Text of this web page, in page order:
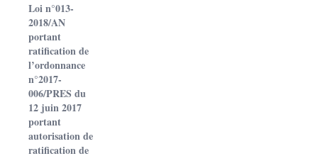
Loi n°013-
2018/AN
portant
ratification de
l’ordonnance
n°2017-
006/PRES du
12 juin 2017
portant
autorisation de
ratification de